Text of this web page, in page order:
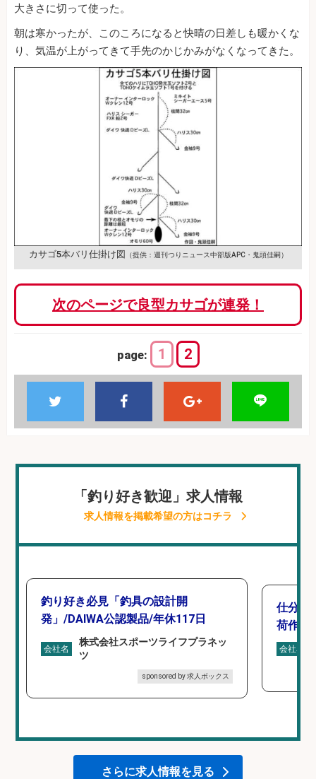
大きさに切って使った。
朝は寒かったが、このころになると快晴の日差しも暖かくな
り、気温が上がってきて手先のかじかみがなくなってきた。
カサゴ5本バリ仕掛け図 （提供：週刊つりニュース中部版APC・鬼頭佳嗣）
次のページで良型カサゴが連発！
page: 1 2
「釣り好き歓迎」求人情報
求人情報を掲載希望の方はコチラ
釣り好き必見「釣具の設計開
発」/DAIWA公認製品/年休117日
会社名
株式会社スポーツライフプラネッ
ツ
sponsored by 求人ボックス
仕分け
荷作業
会社名
さらに求人情報を見る